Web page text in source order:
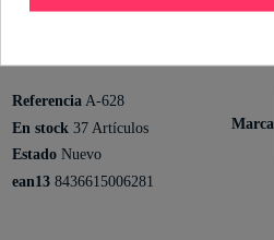
Marca
Referencia A-628
En stock 37 Artículos
Estado Nuevo
ean13 8436615006281